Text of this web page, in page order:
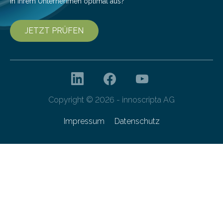
JETZT PRÜFEN
Copyright © 2026 - innoscripta AG
Impressum Datenschutz